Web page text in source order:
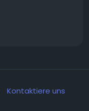
Kontaktiere uns